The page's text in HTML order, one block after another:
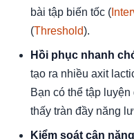
bài tập biến tốc (
(Threshold).
Hồi phục nhanh
tạo ra nhiều axit
Bạn có thể tập
thấy tràn đầy năng
Kiểm soát cân